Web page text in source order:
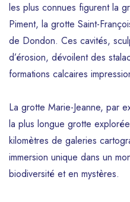
les plus connues figurent la
Piment, la grotte Saint-
de Dondon. Ces cavités,
d’érosion, dévoilent des
formations calcaires
La grotte Marie-Jeanne, par
la plus longue grotte
kilomètres de galeries
immersion unique dans un
biodiversité et en mystères.